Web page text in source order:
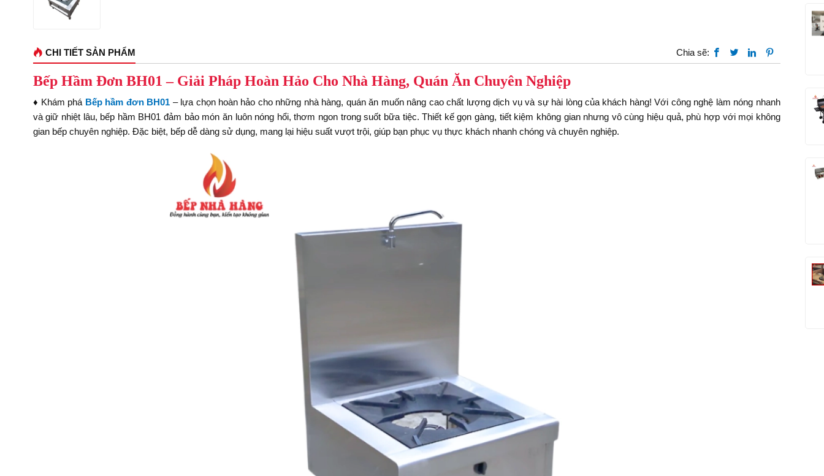
CHI TIẾT SẢN PHẨM Chia sẽ:
Bếp Hầm Đơn BH01 – Giải Pháp Hoàn Hảo Cho Nhà Hàng, Quán Ăn Chuyên Nghiệp
♦ Khám phá Bếp hầm đơn BH01 – lựa chọn hoàn hảo cho những nhà hàng, quán ăn muốn nâng cao chất lượng dịch vụ và sự hài lòng của khách hàng! Với công nghệ làm nóng nhanh
và giữ nhiệt lâu, bếp hầm BH01 đảm bảo món ăn luôn nóng hổi, thơm ngon trong suốt bữa tiệc. Thiết kế gọn gàng, tiết kiệm không gian nhưng vô cùng hiệu quả, phù hợp với mọi không
gian bếp chuyên nghiệp. Đặc biệt, bếp dễ dàng sử dụng, mang lại hiệu suất vượt trội, giúp bạn phục vụ thực khách nhanh chóng và chuyên nghiệp.